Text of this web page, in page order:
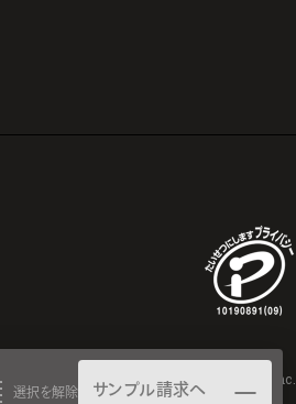
選択を解除 サンプル請求へ
© 2025 TOPPAN Inc.